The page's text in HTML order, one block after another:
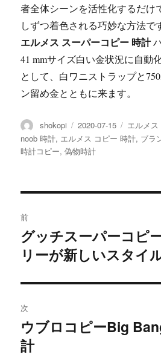
者全体シーンを活性化するだけ
しずつ着色される巧妙な方法で
エルメス スーパーコピー 時計
41 mmサイズ白い金状況に自動
として、白ワニストラップと
ン留め金とともに来ます。
投
稿
者
shokopi
投
稿
日:
2020-07-15
カ
テ
エルメ
noob 時計, エルメス コピー 時計, ブラ
時計コピー,偽物時計
稿
ナ
ビ
ゲ
ー
前
前
の
稿:
グッチスーパーコピ
リーが新しいスタイ
次
次
の
ウブロコピーBig
計